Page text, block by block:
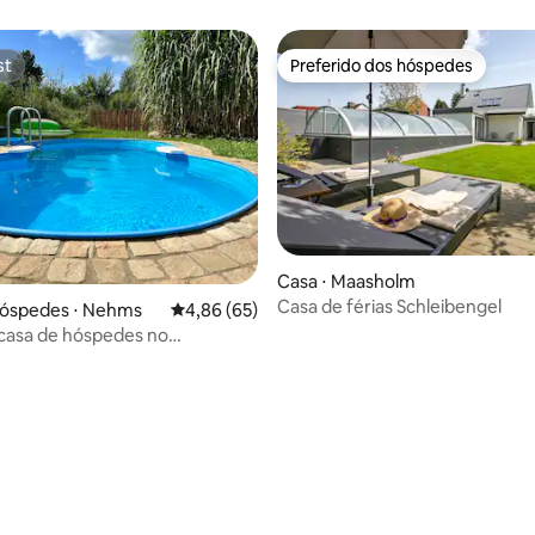
de 5, 129 avaliações
⋅ Nehms 4,86 de uma avaliação média de 5, 65
4,86 (65)
de hóspedes no
Preferido dos hóspedes
Preferido dos hóspedes
Casa ⋅ Maasholm
Casa de férias Schleibengel